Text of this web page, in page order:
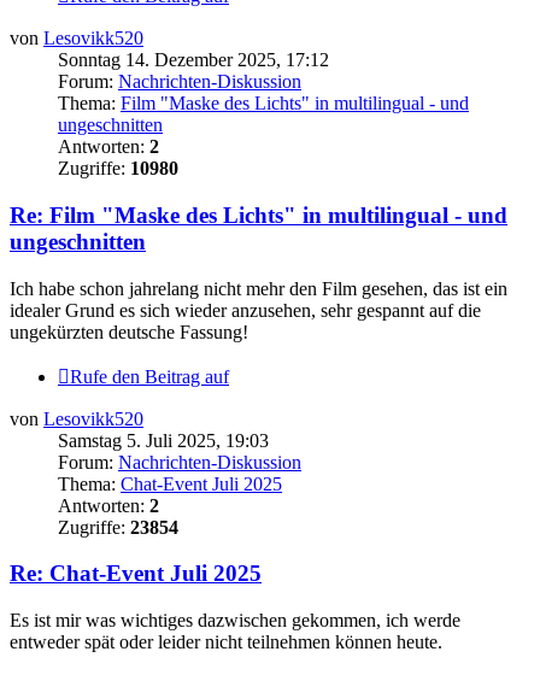
von Lesovikk520
Sonntag 14. Dezember 2025, 17:12
Forum: Nachrichten-Diskussion
Thema: Film "Maske des Lichts" in multilingual - und
ungeschnitten
Antworten: 2
Zugriffe: 10980
Re: Film "Maske des Lichts" in multilingual - und
ungeschnitten
Ich habe schon jahrelang nicht mehr den Film gesehen, das ist ein
idealer Grund es sich wieder anzusehen, sehr gespannt auf die
ungekürzten deutsche Fassung!
Rufe den Beitrag auf
von Lesovikk520
Samstag 5. Juli 2025, 19:03
Forum: Nachrichten-Diskussion
Thema: Chat-Event Juli 2025
Antworten: 2
Zugriffe: 23854
Re: Chat-Event Juli 2025
Es ist mir was wichtiges dazwischen gekommen, ich werde
entweder spät oder leider nicht teilnehmen können heute.